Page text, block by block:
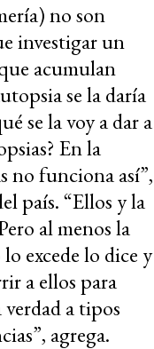
no son
investigar un
acumulan
se la daría
se la voy a dar a
En la
no funciona así”,
país. “Ellos y la
al menos la
excede lo dice y
a ellos para
a tipos
agrega.